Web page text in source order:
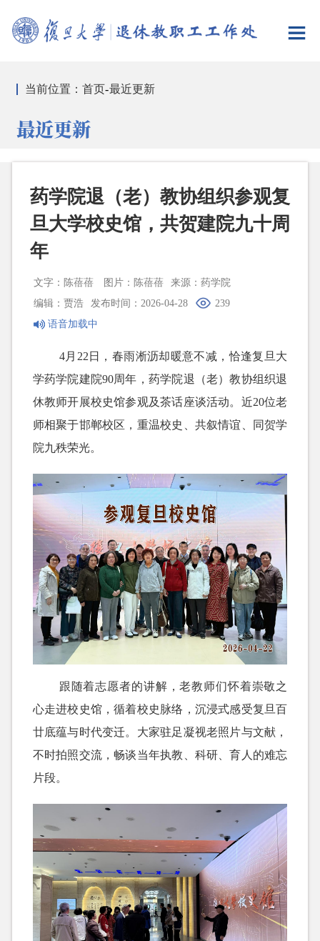
当前位置：首页-最近更新
最近更新
药学院退（老）教协组织参观复
旦大学校史馆，共贺建院九十周
年
文字：陈蓓蓓 图片：陈蓓蓓
来源：药学院
编辑：贾浩
发布时间：2026-04-28
239
语音加载中
4月22日，春雨淅沥却暖意不减，恰逢复旦大
学药学院建院90周年，药学院退（老）教协组织退
休教师开展校史馆参观及茶话座谈活动。近20位老
师相聚于邯郸校区，重温校史、共叙情谊、同贺学
院九秩荣光。
跟随着志愿者的讲解，老教师们怀着崇敬之
心走进校史馆，循着校史脉络，沉浸式感受复旦百
廿底蕴与时代变迁。大家驻足凝视老照片与文献，
不时拍照交流，畅谈当年执教、科研、育人的难忘
片段。